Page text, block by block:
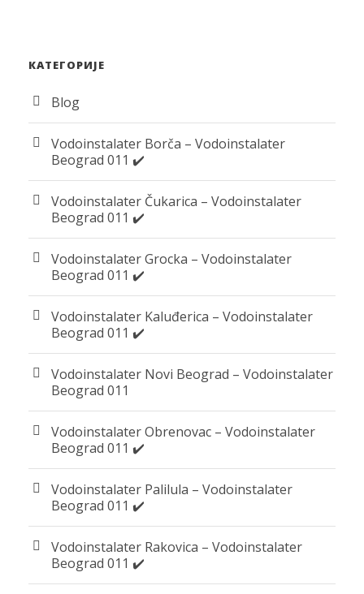
КАТЕГОРИЈЕ
Blog
Vodoinstalater Borča – Vodoinstalater
Beograd 011 ✔️
Vodoinstalater Čukarica – Vodoinstalater
Beograd 011 ✔️
Vodoinstalater Grocka – Vodoinstalater
Beograd 011 ✔️
Vodoinstalater Kaluđerica – Vodoinstalater
Beograd 011 ✔️
Vodoinstalater Novi Beograd – Vodoinstalater
Beograd 011
Vodoinstalater Obrenovac – Vodoinstalater
Beograd 011 ✔️
Vodoinstalater Palilula – Vodoinstalater
Beograd 011 ✔️
Vodoinstalater Rakovica – Vodoinstalater
Beograd 011 ✔️